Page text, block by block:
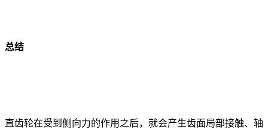
总结
直齿轮在受到侧向力的作用之后，就会产生齿面局部接触、轴